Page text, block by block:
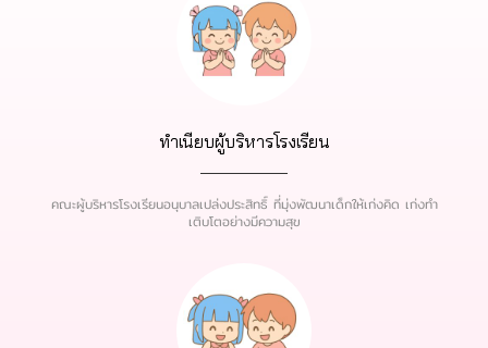
ทําเนียบผู้บริหารโรงเรียน
คณะผู้บริหารโรงเรียนอนุบาลเปล่งประสิทธิ์ ที่มุ่งพัฒนาเด็กให้เก่งคิด เก่งทำ
เติบโตอย่างมีความสุข